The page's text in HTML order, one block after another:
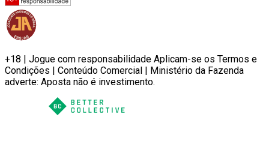
+18 | Jogue com responsabilidade Aplicam-se os Termos e
Condições | Conteúdo Comercial | Ministério da Fazenda
adverte: Aposta não é investimento.